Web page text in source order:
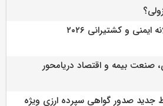
ایمنی و كشتیرانی ۲۰۲۶
صنعت بیمه و اقتصاد دریامحور
جدید صدور گواهی سپرده ارزی ویژه